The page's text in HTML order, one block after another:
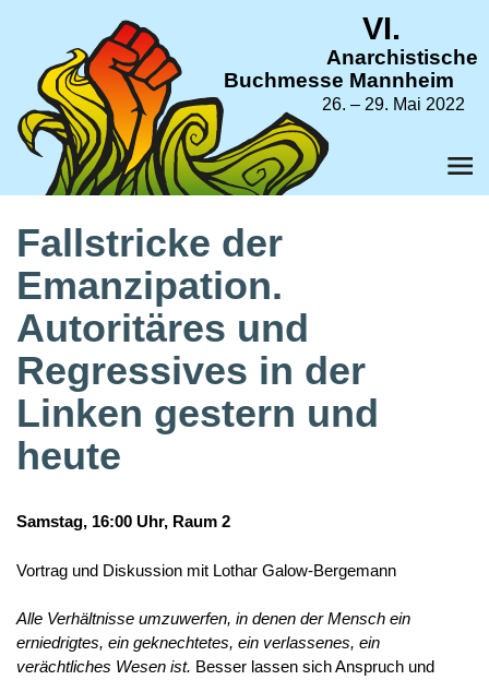
VI.
Anarchistische
Buchmesse Mannheim
26. – 29. Mai 2022
Fallstricke der
Emanzipation.
Autoritäres und
Regressives in der
Linken gestern und
heute
Samstag, 16:00 Uhr, Raum 2
Vortrag und Diskussion mit Lothar Galow-Bergemann
Alle Verhältnisse umzuwerfen, in denen der Mensch ein
erniedrigtes, ein geknechtetes, ein verlassenes, ein
verächtliches Wesen ist. Besser lassen sich Anspruch und